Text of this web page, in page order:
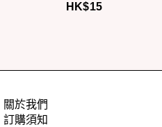
HK$15
關於我們
訂購須知